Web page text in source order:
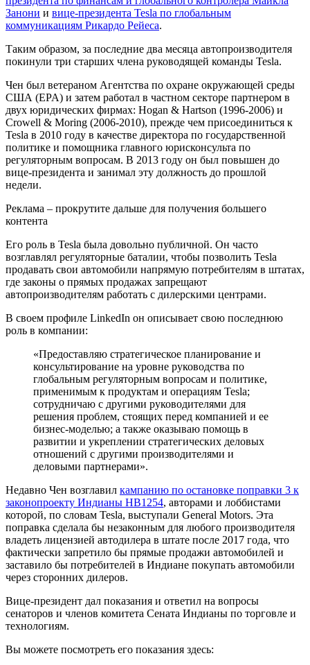
Занони и вице-президента Tesla по глобальным
коммуникациям Рикардо Рейеса.
Таким образом, за последние два месяца автопроизводителя
покинули три старших члена руководящей команды Tesla.
Чен был ветераном Агентства по охране окружающей среды
США (EPA) и затем работал в частном секторе партнером в
двух юридических фирмах: Hogan & Hartson (1996-2006) и
Crowell & Moring (2006-2010), прежде чем присоединиться к
Tesla в 2010 году в качестве директора по государственной
политике и помощника главного юрисконсульта по
регуляторным вопросам. В 2013 году он был повышен до
вице-президента и занимал эту должность до прошлой
недели.
Реклама – прокрутите дальше для получения большего
контента
Его роль в Tesla была довольно публичной. Он часто
возглавлял регуляторные баталии, чтобы позволить Tesla
продавать свои автомобили напрямую потребителям в штатах,
где законы о прямых продажах запрещают
автопроизводителям работать с дилерскими центрами.
В своем профиле LinkedIn он описывает свою последнюю
роль в компании:
«Предоставляю стратегическое планирование и
консультирование на уровне руководства по
глобальным регуляторным вопросам и политике,
применимым к продуктам и операциям Tesla;
сотрудничаю с другими руководителями для
решения проблем, стоящих перед компанией и ее
бизнес-моделью; а также оказываю помощь в
развитии и укреплении стратегических деловых
отношений с другими производителями и
деловыми партнерами».
Недавно Чен возглавил кампанию по остановке поправки 3 к
законопроекту Индианы HB1254, авторами и лоббистами
которой, по словам Tesla, выступали General Motors. Эта
поправка сделала бы незаконным для любого производителя
владеть лицензией автодилера в штате после 2017 года, что
фактически запретило бы прямые продажи автомобилей и
заставило бы потребителей в Индиане покупать автомобили
через сторонних дилеров.
Вице-президент дал показания и ответил на вопросы
сенаторов и членов комитета Сената Индианы по торговле и
технологиям.
Вы можете посмотреть его показания здесь: